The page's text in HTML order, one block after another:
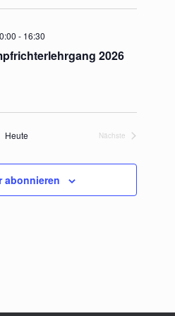
2026
- 16:30
Heute
Nächste
abonnieren